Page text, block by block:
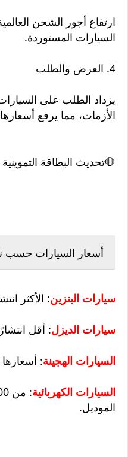
ارتفاع أجور الشحن
السيارات المستوردة.
4. العرض والطلب
يزداد الطلب على
الأزمات، مما يرفع
🛑تحديث البطاقة
أسعار السيارات حسب
سيارات البنزين: الأكثر
سيارات الديزل: أقل
السيارات الهجينة: أسعارها تبدأ
السيارات الكهربائية
الموديل.